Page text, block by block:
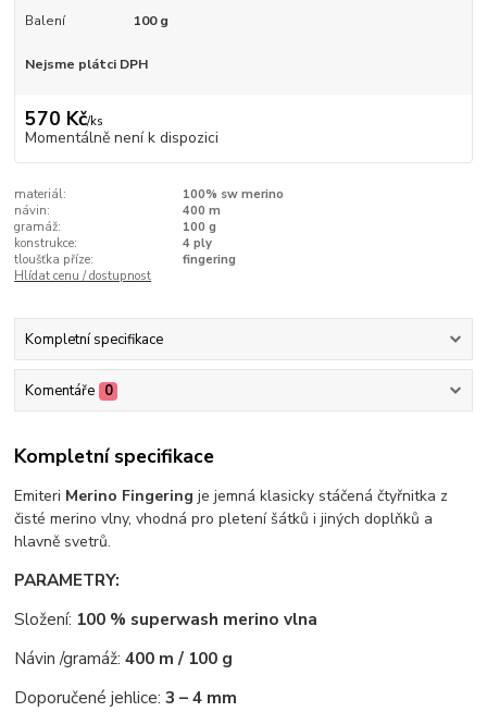
Balení
100 g
Nejsme plátci DPH
570 Kč/ks
Momentálně není k dispozici
materiál:
100% sw merino
návin:
400 m
gramáž:
100 g
konstrukce:
4 ply
tloušťka příze:
fingering
Hlídat cenu / dostupnost
Kompletní specifikace
Komentáře 0
Kompletní specifikace
Emiteri Merino Fingering je jemná klasicky stáčená čtyřnitka z
čisté merino vlny, vhodná pro pletení šátků i jiných doplňků a
hlavně svetrů.
PARAMETRY:
Složení: 100 % superwash merino vlna
Návin /gramáž: 400 m / 100 g
Doporučené jehlice:3 – 4 mm